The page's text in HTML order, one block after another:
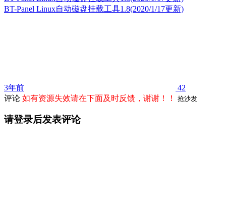
BT-Panel Linux自动磁盘挂载工具1.8(2020/1/17更新)
3年前
42
评论 如有资源失效请在下面及时反馈，谢谢！！ 抢沙发
请登录后发表评论